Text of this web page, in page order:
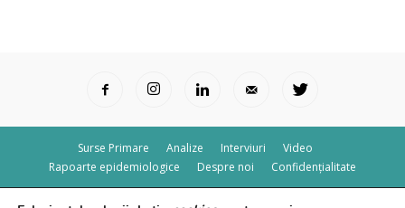
Surse Primare Analize Interviuri
Video
Rapoarte epidemiologice
Despre noi Confidențialitate